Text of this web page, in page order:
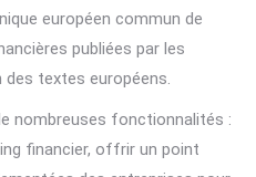
européen commun de
publiées par les
textes européens.
nombreuses fonctionnalités :
financier, offrir un point